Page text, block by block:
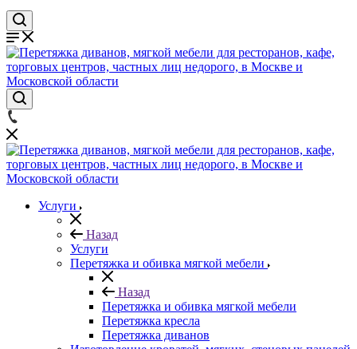
Услуги
Назад
Услуги
Перетяжка и обивка мягкой мебели
Назад
Перетяжка и обивка мягкой мебели
Перетяжка кресла
Перетяжка диванов